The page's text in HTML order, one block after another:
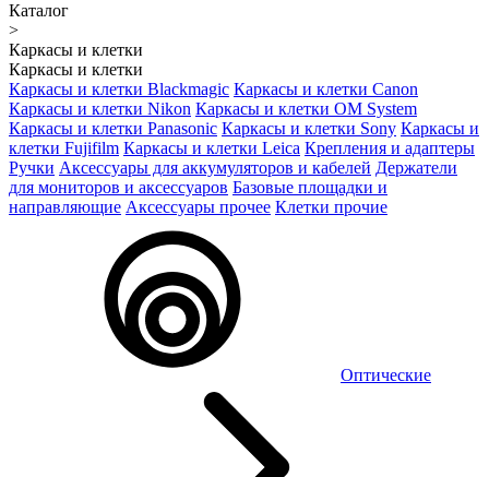
Каталог
>
Каркасы и клетки
Каркасы и клетки
Каркасы и клетки Blackmagic Каркасы и клетки Canon
Каркасы и клетки Nikon Каркасы и клетки OM System
Каркасы и клетки Panasonic Каркасы и клетки Sony Каркасы и
клетки Fujifilm Каркасы и клетки Leica Крепления и адаптеры
Ручки Аксессуары для аккумуляторов и кабелей Держатели
для мониторов и аксессуаров Базовые площадки и
направляющие Аксессуары прочее Клетки прочие
Оптические